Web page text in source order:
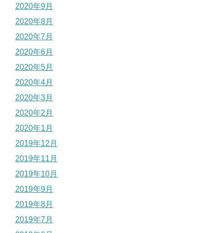
2020年9月
2020年8月
2020年7月
2020年6月
2020年5月
2020年4月
2020年3月
2020年2月
2020年1月
2019年12月
2019年11月
2019年10月
2019年9月
2019年8月
2019年7月